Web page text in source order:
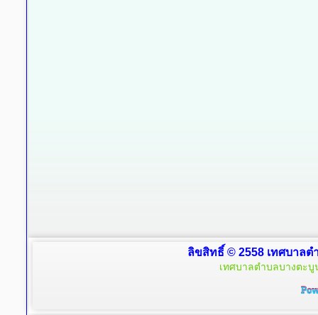
ลิขสิทธิ์ © 2558 เทศบาลต
เทศบาลตำบลบางตะบู